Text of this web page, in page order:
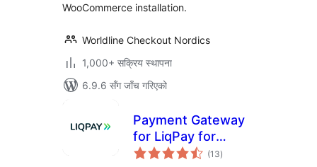
WooCommerce installation.
Worldline Checkout Nordics
1,000+ सक्रिय स्थापना
6.9.6 सँग जाँच गरिएको
Payment Gateway
for LiqPay for
Woocommerce
(13कुल
रेटिङ्गहरू
)